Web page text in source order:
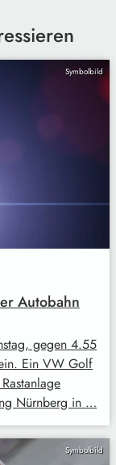
Symbolbild
Autobahn
gegen 4.55
Ein VW Golf
Nürnberg in …
Symbolbild